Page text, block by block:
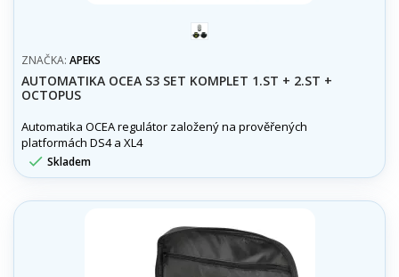
šedá
ZNAČKA: APEKS
AUTOMATIKA OCEA S3 SET KOMPLET 1.ST + 2.ST +
OCTOPUS
Automatika OCEA regulátor založený na prověřených
platformách DS4 a XL4
 Skladem